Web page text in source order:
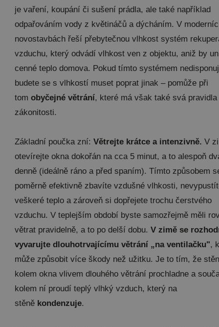
je vaření, koupání či sušení prádla, ale také například
odpařováním vody z květináčů a dýcháním. V
novostavbách řeší přebytečnou vlhkost systém
vzduchu, který odvádí vlhkost ven z objektu, aniž by
cenné teplo domova. Pokud tímto systémem
budete se s vlhkostí muset poprat jinak – pomůže při
tom obyčejné větrání, které má však také svá pravidla
zákonitosti.
Základní poučka zní: Větrejte krátce a intenzivně. V
otevírejte okna dokořán na cca 5 minut, a to alespoň
denně (ideálně ráno a před spaním). Tímto způsobem
poměrně efektivně zbavíte vzdušné vlhkosti,
veškeré teplo a zároveň si dopřejete trochu čerstvého
vzduchu. V teplejším období byste samozřejmě měli
větrat pravidelně, a to po delší dobu. V zimě se
vyvarujte dlouhotrvajícímu větrání „na ventilačku",
může způsobit více škody než užitku. Je to tím, že
kolem okna vlivem dlouhého větrání prochladne a
kolem ní proudí teplý vlhký vzduch, který na
stěně kondenzuje.